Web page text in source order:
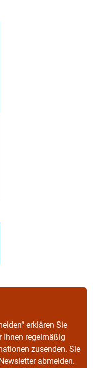
erklären Sie
Ihnen regelmäßig
zusenden. Sie
abmelden.